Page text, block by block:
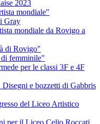
2023
mondiale"
Gray
mondiale da Rovigo a
di Rovigo"
di femminile"
per le classi 3F e 4F
e bozzetti di Gabbris
del Liceo Artistico